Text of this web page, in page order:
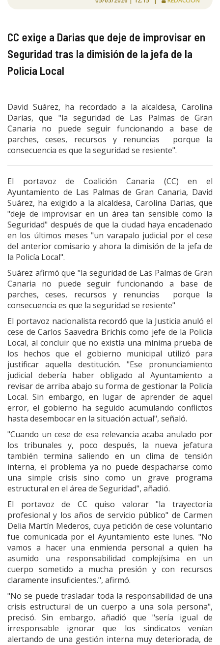
CC exige a Darias que deje de improvisar en
Seguridad tras la dimisión de la jefa de la
Policía Local
David Suárez, ha recordado a la alcaldesa, Carolina
Darias, que "la seguridad de Las Palmas de Gran
Canaria no puede seguir funcionando a base de
parches, ceses, recursos y renuncias porque la
consecuencia es que la seguridad se resiente".
El portavoz de Coalición Canaria (CC) en el
Ayuntamiento de Las Palmas de Gran Canaria, David
Suárez, ha exigido a la alcaldesa, Carolina Darias, que
"deje de improvisar en un área tan sensible como la
Seguridad" después de que la ciudad haya encadenado
en los últimos meses "un varapalo judicial por el cese
del anterior comisario y ahora la dimisión de la jefa de
la Policía Local".
Suárez afirmó que "la seguridad de Las Palmas de Gran
Canaria no puede seguir funcionando a base de
parches, ceses, recursos y renuncias porque la
consecuencia es que la seguridad se resiente"
El portavoz nacionalista recordó que la Justicia anuló el
cese de Carlos Saavedra Brichis como jefe de la Policía
Local, al concluir que no existía una mínima prueba de
los hechos que el gobierno municipal utilizó para
justificar aquella destitución. "Ese pronunciamiento
judicial debería haber obligado al Ayuntamiento a
revisar de arriba abajo su forma de gestionar la Policía
Local. Sin embargo, en lugar de aprender de aquel
error, el gobierno ha seguido acumulando conflictos
hasta desembocar en la situación actual", señaló.
"Cuando un cese de esa relevancia acaba anulado por
los tribunales y, poco después, la nueva jefatura
también termina saliendo en un clima de tensión
interna, el problema ya no puede despacharse como
una simple crisis sino como un grave programa
estructural en el área de Seguridad", añadió.
El portavoz de CC quiso valorar "la trayectoria
profesional y los años de servicio público" de Carmen
Delia Martín Mederos, cuya petición de cese voluntario
fue comunicada por el Ayuntamiento este lunes. "No
vamos a hacer una enmienda personal a quien ha
asumido una responsabilidad complejísima en un
cuerpo sometido a mucha presión y con recursos
claramente insuficientes.", afirmó.
"No se puede trasladar toda la responsabilidad de una
crisis estructural de un cuerpo a una sola persona",
precisó. Sin embargo, añadió que "sería igual de
irresponsable ignorar que los sindicatos venían
alertando de una gestión interna muy deteriorada, de